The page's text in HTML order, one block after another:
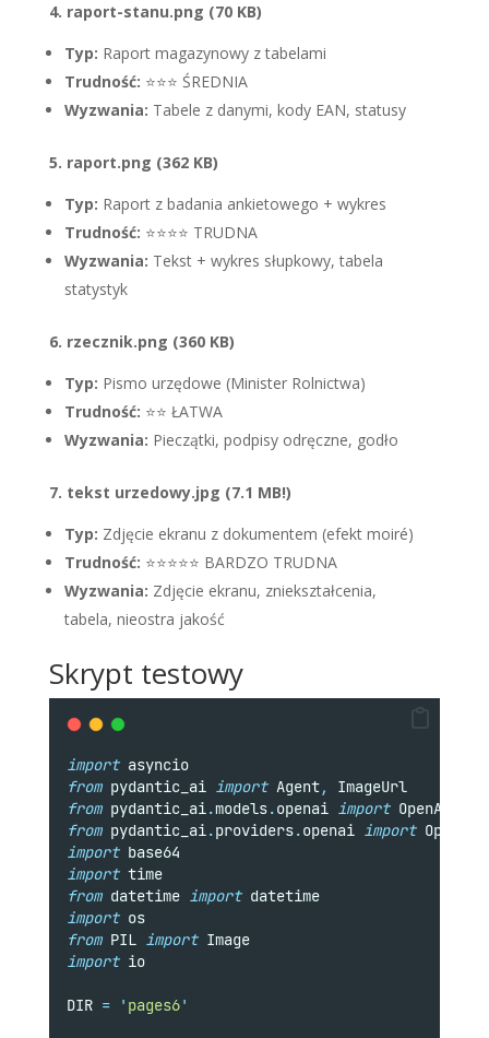
4. raport-stanu.png (70 KB)
Typ: Raport magazynowy z tabelami
Trudność: ⭐⭐⭐ ŚREDNIA
Wyzwania: Tabele z danymi, kody EAN, statusy
5. raport.png (362 KB)
Typ: Raport z badania ankietowego + wykres
Trudność: ⭐⭐⭐⭐ TRUDNA
Wyzwania: Tekst + wykres słupkowy, tabela
statystyk
6. rzecznik.png (360 KB)
Typ: Pismo urzędowe (Minister Rolnictwa)
Trudność: ⭐⭐ ŁATWA
Wyzwania: Pieczątki, podpisy odręczne, godło
7. tekst urzedowy.jpg (7.1 MB!)
Typ: Zdjęcie ekranu z dokumentem (efekt moiré)
Trudność: ⭐⭐⭐⭐⭐ BARDZO TRUDNA
Wyzwania: Zdjęcie ekranu, zniekształcenia,
tabela, nieostra jakość
Skrypt testowy
import asyncio
from pydantic_ai import Agent,
ImageUrl
from pydantic_ai.models.openai import
from pydantic_ai.providers.openai import
import base64
import time
from datetime import datetime
import os
from PIL import Image
import io
DIR = ' pages6'